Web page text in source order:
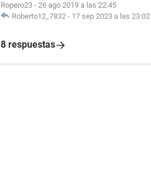
Ropero23 - 26 ago 2019 a las 22:45
Roberto12_7832 - 17 sep 2023 a las 23:02
8 respuestas